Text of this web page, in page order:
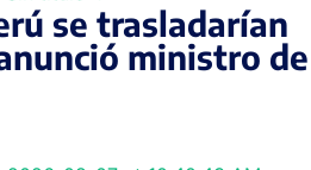
se trasladarían
ministro de